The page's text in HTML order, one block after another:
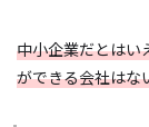
中小企業だとはい
ができる会社はな